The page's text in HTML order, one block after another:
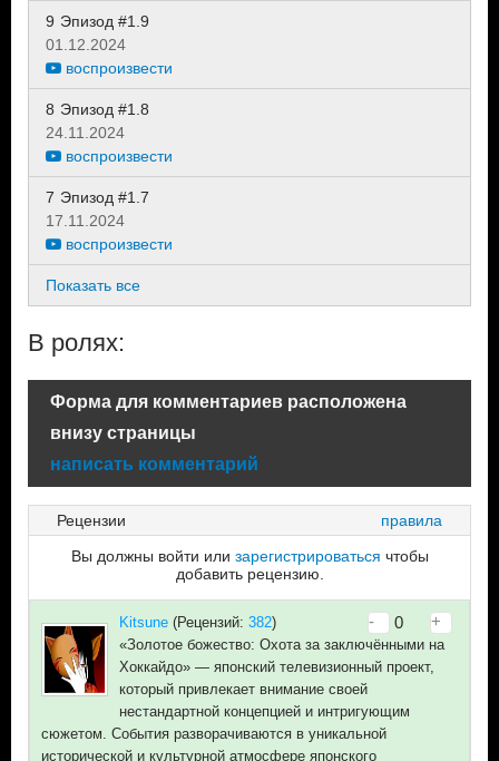
9 Эпизод #1.9
01.12.2024
воспроизвести
8 Эпизод #1.8
24.11.2024
воспроизвести
7 Эпизод #1.7
17.11.2024
воспроизвести
Показать все
В ролях:
Форма для комментариев расположена
внизу страницы
написать комментарий
Рецензии
правила
Вы должны войти или зарегистрироваться чтобы
добавить рецензию.
- 0 +
Kitsune (Рецензий: 382)
«Золотое божество: Охота за заключёнными на
Хоккайдо» — японский телевизионный проект,
который привлекает внимание своей
нестандартной концепцией и интригующим
сюжетом. События разворачиваются в уникальной
исторической и культурной атмосфере японского